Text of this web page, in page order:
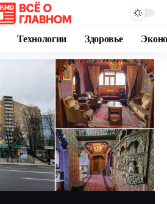
Технологии Здоровье